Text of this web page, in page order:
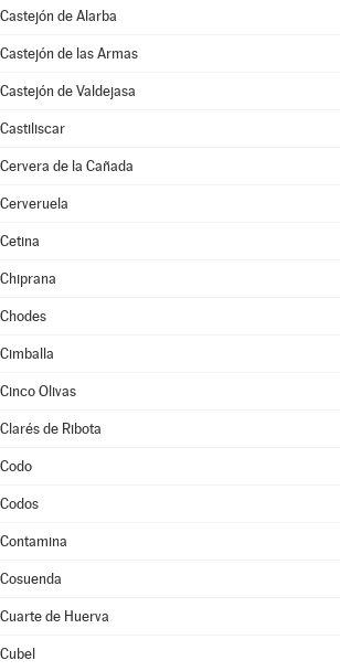
Castejón de Alarba
Castejón de las Armas
Castejón de Valdejasa
Castiliscar
Cervera de la Cañada
Cerveruela
Cetina
Chiprana
Chodes
Cimballa
Cinco Olivas
Clarés de Ribota
Codo
Codos
Contamina
Cosuenda
Cuarte de Huerva
Cubel